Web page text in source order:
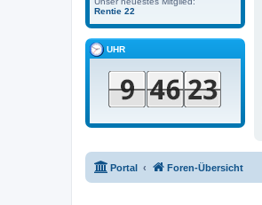
Rentie 22
UHR
Portal Foren-Übersicht